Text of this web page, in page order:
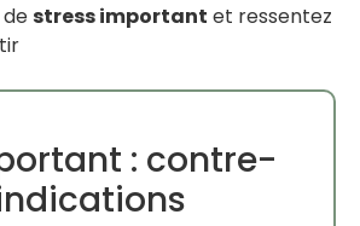
stress important et ressentez
: contre-